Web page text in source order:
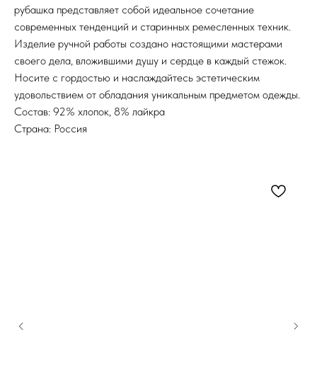
рубашка представляет собой идеальное сочетание
современных тенденций и старинных ремесленных техник.
Изделие ручной работы создано настоящими мастерами
своего дела, вложившими душу и сердце в каждый стежок.
Носите с гордостью и наслаждайтесь эстетическим
удовольствием от обладания уникальным предметом одежды.
Состав: 92% хлопок, 8% лайкра
Страна: Россия